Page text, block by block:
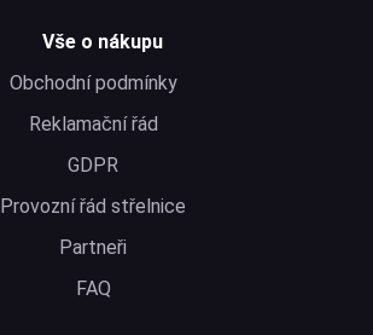
Vše o nákupu
Obchodní podmínky
Reklamační řád
GDPR
Provozní řád střelnice
Partneři
FAQ